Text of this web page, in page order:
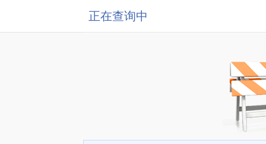
正在查询中